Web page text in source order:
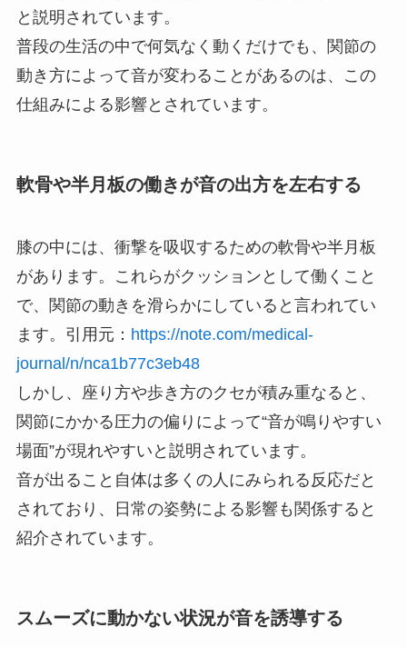
と説明されています。
普段の生活の中で何気なく動くだけでも、関節の
動き方によって音が変わることがあるのは、この
仕組みによる影響とされています。
軟骨や半月板の働きが音の出方を左右する
膝の中には、衝撃を吸収するための軟骨や半月板
があります。これらがクッションとして働くこと
で、関節の動きを滑らかにしていると言われてい
ます。引用元： https://note.com/medical-
journal/n/nca1b77c3eb48
しかし、座り方や歩き方のクセが積み重なると、
関節にかかる圧力の偏りによって“音が鳴りやすい
場面”が現れやすいと説明されています。
音が出ること自体は多くの人にみられる反応だと
されており、日常の姿勢による影響も関係すると
紹介されています。
スムーズに動かない状況が音を誘導する